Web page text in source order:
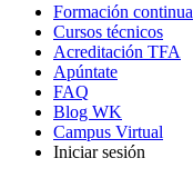
Formación continua
Cursos técnicos
Acreditación TFA
Apúntate
FAQ
Blog WK
Campus Virtual
Iniciar sesión